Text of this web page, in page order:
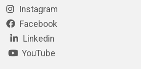
Instagram
Facebook
Linkedin
YouTube